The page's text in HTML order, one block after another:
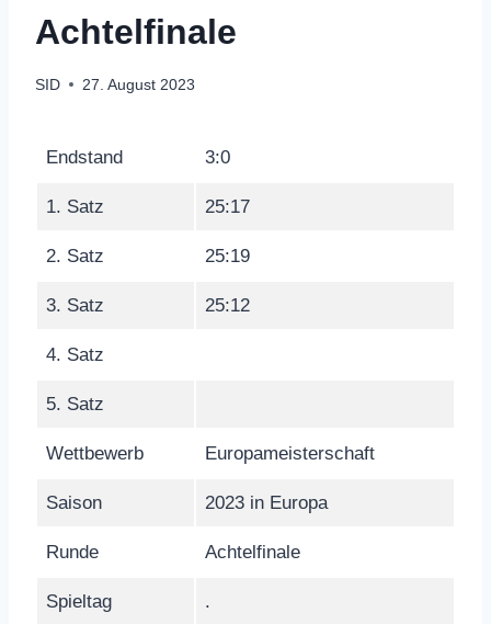
Achtelfinale
SID 27. August 2023
Endstand 3:0
1. Satz 25:17
2. Satz 25:19
3. Satz 25:12
4. Satz
5. Satz
Wettbewerb Europameisterschaft
Saison 2023 in Europa
Runde Achtelfinale
Spieltag .